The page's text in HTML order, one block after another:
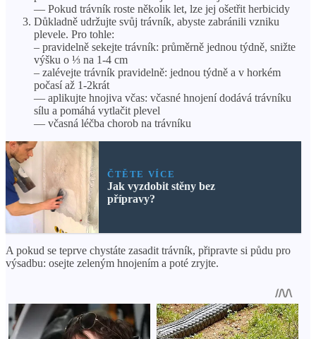
— Pokud trávník roste několik let, lze jej ošetřit herbicidy
Důkladně udržujte svůj trávník, abyste zabránili vzniku
plevele. Pro tohle:
– pravidelně sekejte trávník: průměrně jednou týdně, snižte
výšku o ⅓ na 1-4 cm
– zalévejte trávník pravidelně: jednou týdně a v horkém
počasí až 1-2krát
— aplikujte hnojiva včas: včasné hnojení dodává trávníku
sílu a pomáhá vytlačit plevel
— včasná léčba chorob na trávníku
ČTĚTE VÍCE
Jak vyzdobit stěny bez
přípravy?
A pokud se teprve chystáte zasadit trávník, připravte si půdu pro
výsadbu: osejte zeleným hnojením a poté zryjte.